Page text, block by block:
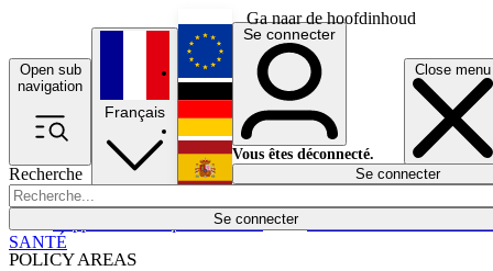
Ga naar de hoofdinhoud
Open sub
navigation
Close menu
Recherche
Se connecter
POLICY AREAS
Économie
Français
English
Deutsch
Español
Se connecter
Vous êtes déconnecté.
Se connecter
SANTÉ